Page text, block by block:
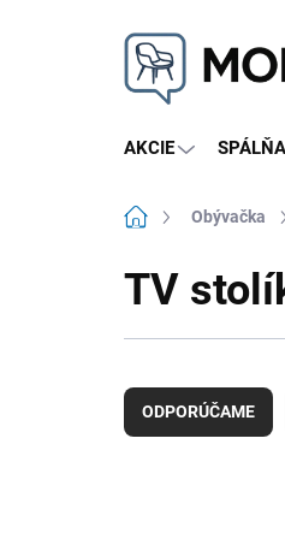
AKCIE SPÁLŇA
DomovObývačka
TV
a
d
ODPORÚČAME